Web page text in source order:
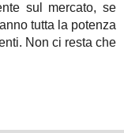
sul mercato, se
tutta la potenza
Non ci resta che